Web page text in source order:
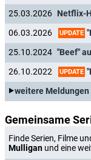
25.03.2026
06.03.2026
UPDATE
25.10.2024
26.10.2022
UPDATE
weitere Meldungen
Gemeinsame
Finde Serien, Filme
Mulligan und eine